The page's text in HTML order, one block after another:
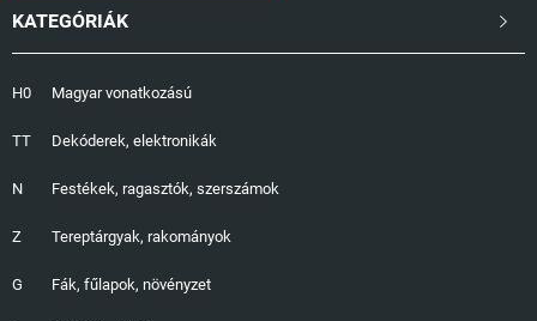
KATEGÓRIÁK 
H0
TT
N
Z
G
Magyar vonatkozású
Dekóderek, elektronikák
Festékek, ragasztók, szerszámok
Tereptárgyak, rakományok
Fák, fűlapok, növényzet